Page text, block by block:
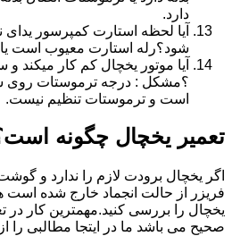
دارد.
آیا لحظه استارت کمپرسور
شود؟رله استارت معیوب است
آیا موتور یخچال کم کار
؟مشکل : درجه ترموستات روی
است و ترموستات تنظیم نیست.
تعمیر یخچال چگونه
اگر یخچال برودت لازم را ندارد و
فریزر از حالت انجماد خارج شده است
یخچال را بررسی کنید.مهمترین کار در
صحیح می باشد ما در ایتجا مطالبی را